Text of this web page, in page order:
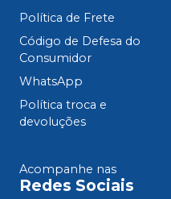
Política de Frete
Código de Defesa do
Consumidor
WhatsApp
Política troca e
devoluções
Acompanhe nas
Redes Sociais